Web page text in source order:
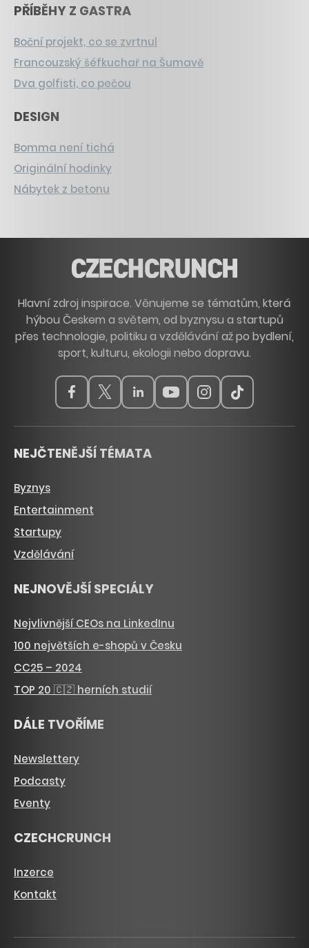
PŘÍBĚHY Z GASTRA
Boční projekt, co se zvrtnul
Francouzský šéfkuchař na Šumavě
Dva golfisti, co pečou
DESIGN
Bomma není tichá
Originální hodinky
Nábytek z betonu
Hlavní zdroj inspirace. Věnujeme se tématům, která
hýbou Českem a světem, od byznysu a startupů
přes technologie, politiku a vzdělávání až po bydlení,
sport, kulturu, ekologii nebo dopravu.
NEJČTENĚJŠÍ TÉMATA
Byznys
Entertainment
Startupy
Vzdělávání
NEJNOVĚJŠÍ SPECIÁLY
Nejvlivnější CEOs na LinkedInu
100 největších e-shopů v Česku
CC25 – 2024
TOP 20 🇨🇿 herních studií
DÁLE TVOŘÍME
Newslettery
Podcasty
Eventy
CZECHCRUNCH
Inzerce
Kontakt